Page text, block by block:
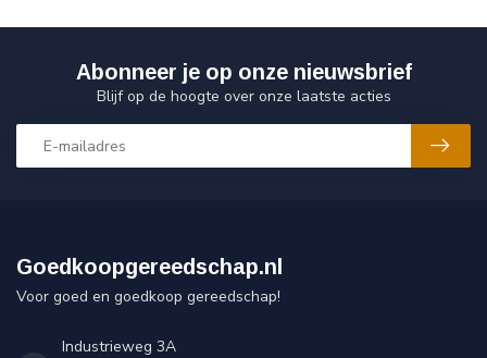
Abonneer je op onze nieuwsbrief
Blijf op de hoogte over onze laatste acties
Goedkoopgereedschap.nl
Voor goed en goedkoop gereedschap!
Industrieweg 3A